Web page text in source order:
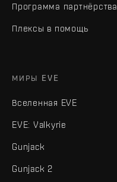
Программа партнёрства
Плексы в помощь
МИРЫ EVE
Вселенная EVE
EVE: Valkyrie
Gunjack
Gunjack 2